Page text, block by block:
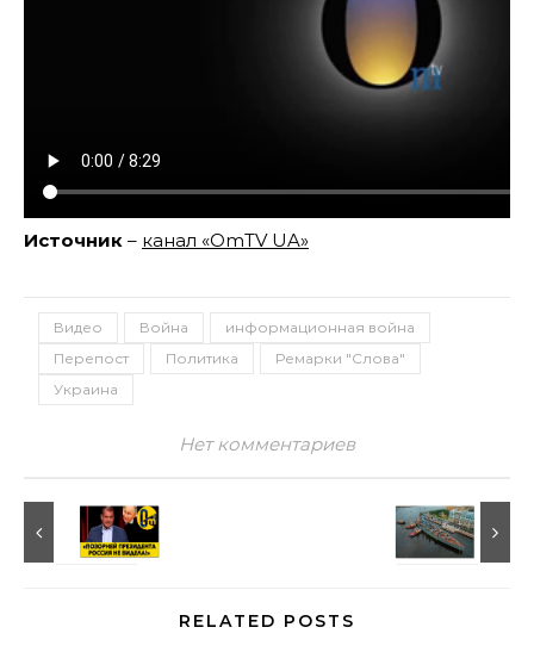
Источник – канал «OmTV UA»
Видео Война
информационная война
Перепост
Политика
Ремарки "Слова"
Украина
Нет комментариев
RELATED POSTS